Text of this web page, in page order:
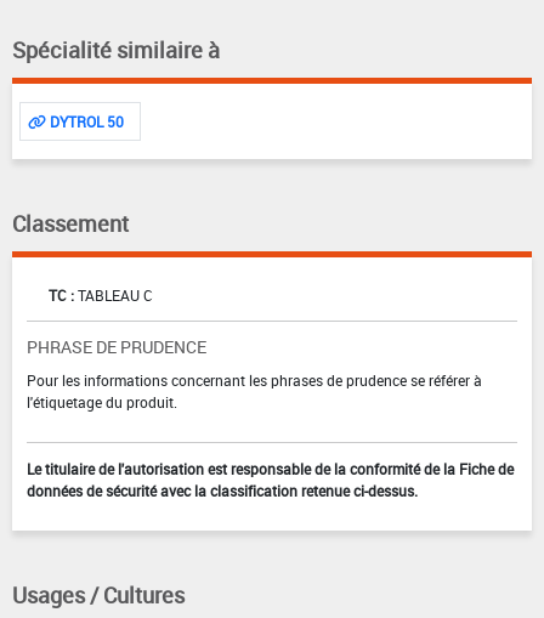
Spécialité similaire à
DYTROL 50
Classement
TC :TABLEAU C
PHRASE DE PRUDENCE
Pour les informations concernant les phrases de prudence se référer à
l'étiquetage du produit.
Le titulaire de l'autorisation est responsable de la conformité de la Fiche de
données de sécurité avec la classification retenue ci-dessus.
Usages / Cultures